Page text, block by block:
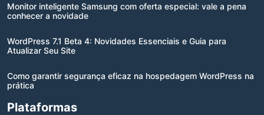
Monitor inteligente Samsung com oferta especial: vale a pena
conhecer a novidade
WordPress 7.1 Beta 4: Novidades Essenciais e Guia para
Atualizar Seu Site
Como garantir segurança eficaz na hospedagem WordPress na
prática
Plataformas